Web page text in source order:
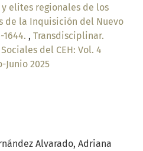
elites regionales de los
de la Inquisición del Nuevo
1644. , Transdisciplinar.
del CEH: Vol. 4
Junio 2025
Alvarado, Adriana